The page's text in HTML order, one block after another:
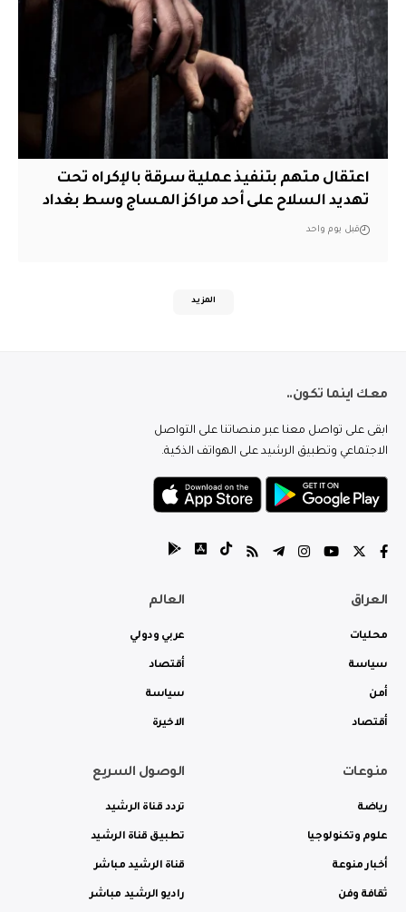
اعتقال متهم بتنفيذ عملية سرقة بالإكراه تحت
تهديد السلاح على أحد مراكز المساج وسط بغداد
قبل يوم واحد
المزيد
معك اينما تكون..
ابقى على تواصل معنا عبر منصاتنا على التواصل
الاجتماعي وتطبيق الرشيد على الهواتف الذكية.
العراق
محليات
سياسة
أمن
أقتصاد
العالم
عربي ودولي
أقتصاد
سياسة
الاخيرة
منوعات
رياضة
علوم وتكنولوجيا
أخبار منوعة
ثقافة وفن
الوصول السريع
تردد قناة الرشيد
تطبيق قناة الرشيد
قناة الرشيد مباشر
راديو الرشيد مباشر